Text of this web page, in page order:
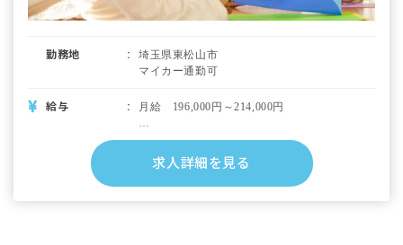
勤務地
埼玉県東松山市
マイカー通勤可
給与 月給 196,000円～214,000円
・月給内訳
基本給 165,000円～
・定期的に支給される手当
通勤手当 上限20,900円
求人詳細を見る